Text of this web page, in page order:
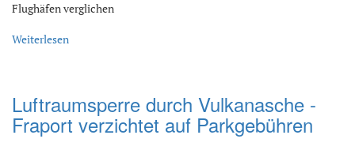
Flughäfen verglichen
Weiterlesen
Luftraumsperre durch Vulkanasche -
Fraport verzichtet auf Parkgebühren